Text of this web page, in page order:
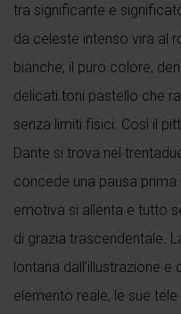
tra significante e
da celeste intenso vira al
bianche; il puro colore,
delicati toni pastello che
senza limiti fisici. Così il
Dante si trova nel
concede una pausa
emotiva si allenta e tutto
di grazia trascendentale.
lontana dall’illustrazione
elemento reale, le sue